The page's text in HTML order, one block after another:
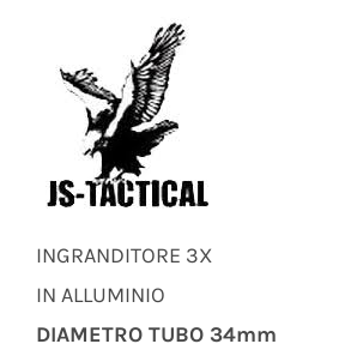
INGRANDITORE 3X
IN ALLUMINIO
DIAMETRO TUBO 34mm